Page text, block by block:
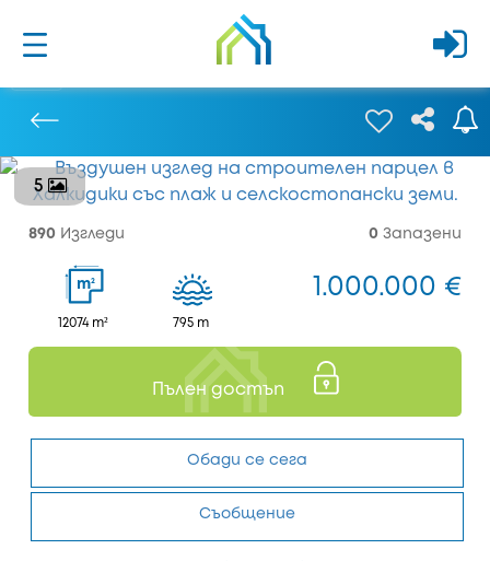
5
890 Изгледи 0 Запазени
m2
12074 m² 795 m
1.000.000 €
Пълен достъп
Обади се сега
Съобщение